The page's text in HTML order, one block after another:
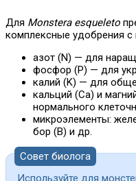
Для Monstera esqueleto
комплексные удобрения
азот (N) — для
фосфор (P) — для
калий (K) — для
кальций (Ca) и
нормального
микроэлементы:
бор (B) и др.
Совет биолога
Используйте для